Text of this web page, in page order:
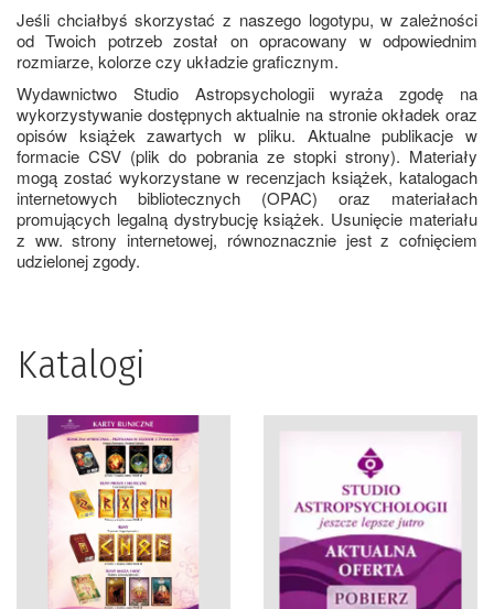
Jeśli chciałbyś skorzystać z naszego logotypu, w zależności
od Twoich potrzeb został on opracowany w odpowiednim
rozmiarze, kolorze czy układzie graficznym.
Wydawnictwo Studio Astropsychologii wyraża zgodę na
wykorzystywanie dostępnych aktualnie na stronie okładek oraz
opisów książek zawartych w pliku. Aktualne publikacje w
formacie CSV (plik do pobrania ze stopki strony). Materiały
mogą zostać wykorzystane w recenzjach książek, katalogach
internetowych bibliotecznych (OPAC) oraz materiałach
promujących legalną dystrybucję książek. Usunięcie materiału
z ww. strony internetowej, równoznacznie jest z cofnięciem
udzielonej zgody.
Katalogi